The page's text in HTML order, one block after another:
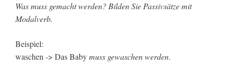
Was muss gemacht werden? Bilden Sie Passivsätze mit
Modalverb.
Beispiel:
waschen -> Das Babymuss gewaschen werden.